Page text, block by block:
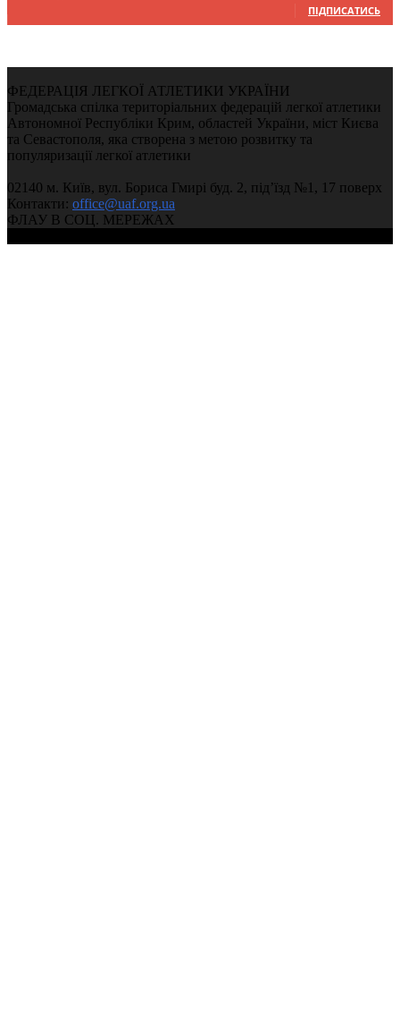
ПІДПИСАТИСЬ
ФЕДЕРАЦІЯ ЛЕГКОЇ АТЛЕТИКИ УКРАЇНИ
Громадська спілка територіальних федерацій легкої атлетики
Автономної Республіки Крим, областей України, міст Києва
та Севастополя, яка створена з метою розвитку та
популяризації легкої атлетики
02140 м. Київ, вул. Бориса Гмирі буд. 2, під’їзд №1, 17 поверх
Контакти: office@uaf.org.ua
ФЛАУ В СОЦ. МЕРЕЖАХ